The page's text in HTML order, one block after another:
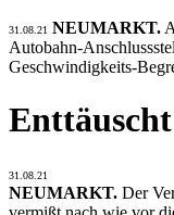
31.08.21 NEUMARKT.
Autobahn-
Geschwindigkeits-
31.08.21
NEUMARKT. Der